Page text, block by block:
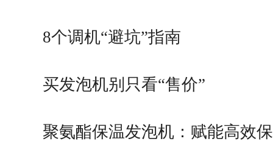
题还是发泡机问题？
8个调机“避坑”指南
买发泡机别只看“售价”
聚氨酯保温发泡机：赋能高效